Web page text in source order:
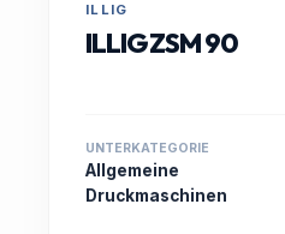
ILLIG
ILLIG ZSM 90
UNTERKATEGORIE
Allgemeine
Druckmaschinen